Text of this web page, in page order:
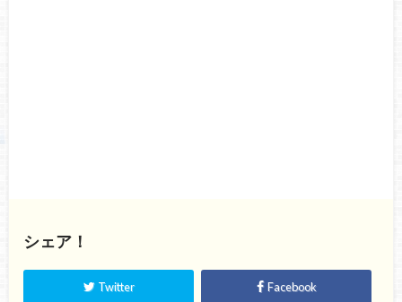
シェア！
Twitter Facebook